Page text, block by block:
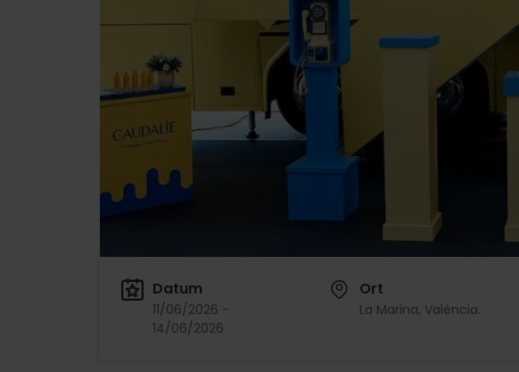
Datum
11/06/2026 -
14/06/2026
Ort
La Marina, València.